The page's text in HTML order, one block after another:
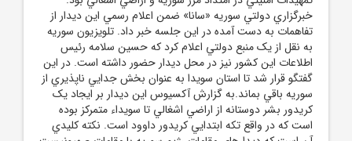
خبرگزاري دولتي سوريه «سانا» ضمن اعلام رسمي اين ديدار از
تفاهمات به دست آمده در اين جلسه خبر داد. تلويزيون سوريه
به نقل از يک منبع دولتي اعلام کرد که حسين سلامه رئيس
اطلاعات اين کشور نيز در محل ديدار حضور داشته است. در اين
گفتگو قرار شد تا استان سويدا به عنوان بخش جدايي ناپذيري از
سوريه باقي بماند.به گزارش آکسيوس اين ديدار بر ايجاد يک
کريدور بشر دوستانه از اراضي اشغالي تا سويداء متمرکز بوده
است که در واقع تکه ابتدايي کريدور داوود است. نکته کليدي